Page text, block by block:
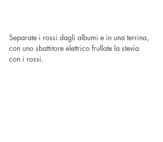
Separate i rossi dagli albumi e in una terrina,
con uno sbattitore elettrico frullate la stevia
con i rossi.